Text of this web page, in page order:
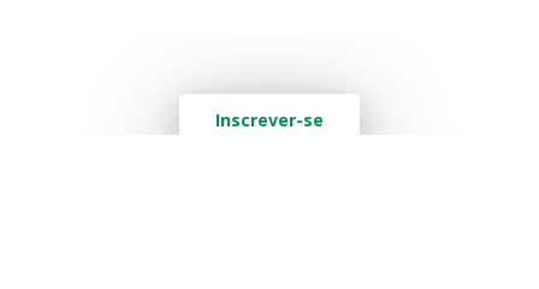
Inscrever-se